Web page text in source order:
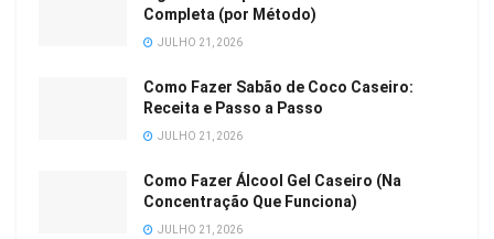
Completa (por Método)
JULHO 21, 2026
Como Fazer Sabão de Coco Caseiro:
Receita e Passo a Passo
JULHO 21, 2026
Como Fazer Álcool Gel Caseiro (Na
Concentração Que Funciona)
JULHO 21, 2026